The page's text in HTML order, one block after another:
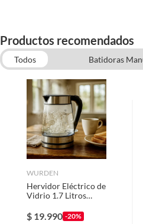
Productos recomendados
Todos Batidoras
Batidoras de Pedestal
Microondas
WURDEN
Hervidor Eléctrico de
Vidrio 1.7 Litros
GLASS101
$ 19.990 -20%